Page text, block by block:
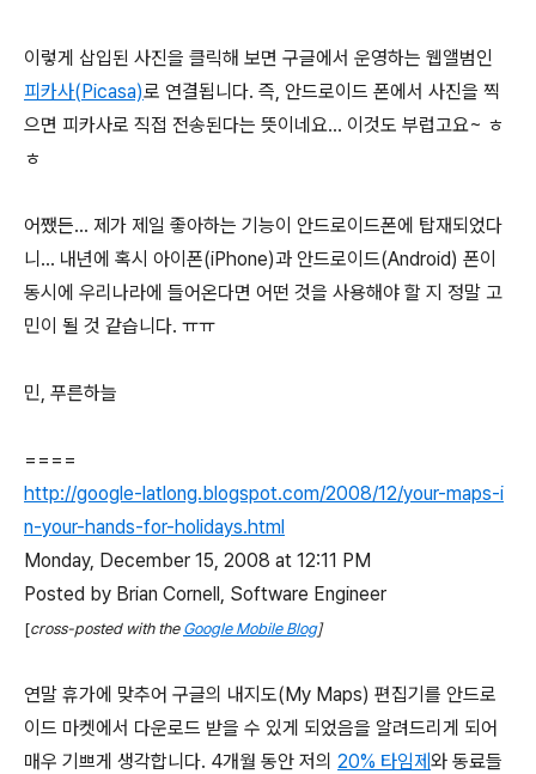
이렇게 삽입된 사진을 클릭해 보면 구글에서 운영하는 웹앨범인
피카사(Picasa)로 연결됩니다. 즉, 안드로이드 폰에서 사진을 찍
으면 피카사로 직접 전송된다는 뜻이네요... 이것도 부럽고요~ ㅎ
ㅎ
어쨌든... 제가 제일 좋아하는 기능이 안드로이드폰에 탑재되었다
니... 내년에 혹시 아이폰(iPhone)과 안드로이드(Android) 폰이
동시에 우리나라에 들어온다면 어떤 것을 사용해야 할 지 정말 고
민이 될 것 같습니다. ㅠㅠ
민, 푸른하늘
====
http://google-latlong.blogspot.com/2008/12/your-maps-i
n-your-hands-for-holidays.html
Monday, December 15, 2008 at 12:11 PM
Posted by Brian Cornell, Software Engineer
[cross-posted with the Google Mobile Blog]
연말 휴가에 맞추어 구글의 내지도(My Maps) 편집기를 안드로
이드 마켓에서 다운로드 받을 수 있게 되었음을 알려드리게 되어
매우 기쁘게 생각합니다. 4개월 동안 저의 20% 타임제와 동료들